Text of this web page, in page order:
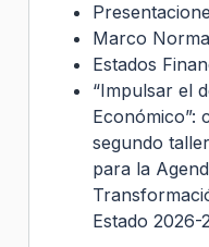
Marco
Estados
“Impulsar el
Económico”:
segundo
para la
Estado 2026-